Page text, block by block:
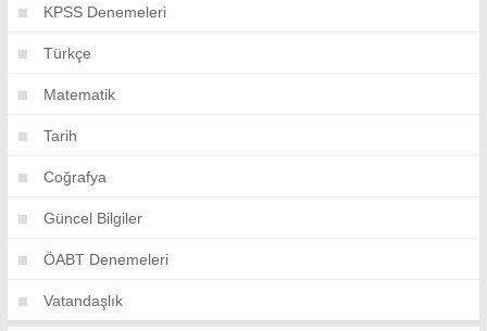
KPSS Denemeleri
Türkçe
Matematik
Tarih
Coğrafya
Güncel Bilgiler
ÖABT Denemeleri
Vatandaşlık